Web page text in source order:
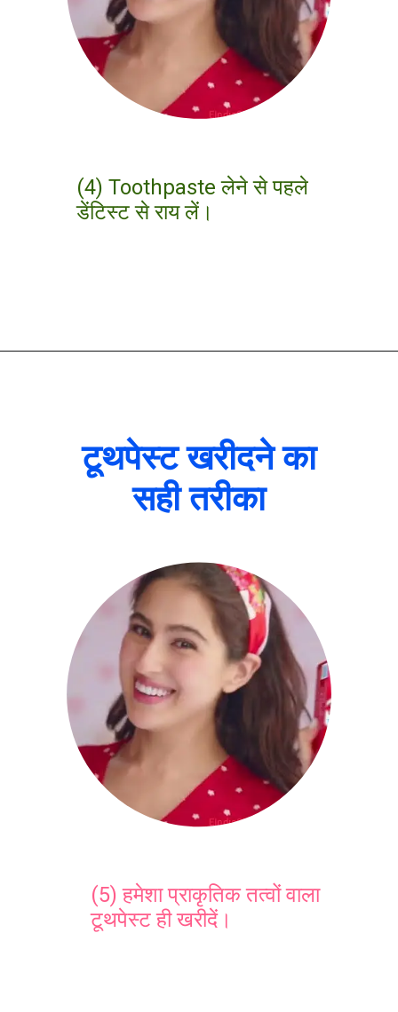
(4) Toothpaste लेने से पहले
डेंटिस्ट से राय लें।
टूथपेस्ट खरीदने का
सही तरीका
(5) हमेशा प्राकृतिक तत्वों वाला
टूथपेस्ट ही खरीदें।